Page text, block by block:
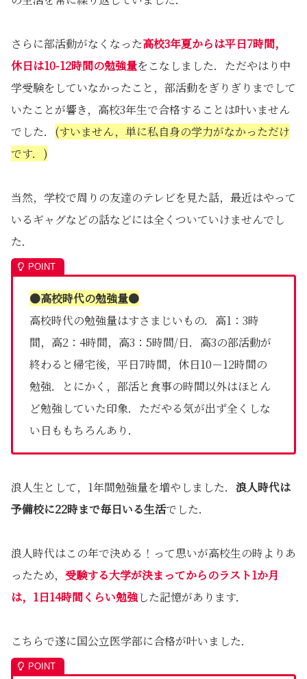
さらに部活動がなくなった高校3年夏からは平日7時間，
休日は10-12時間の勉強量をこなしました．ただやはり中
学受験をしていなかったこと，部活動をぎりぎりまでして
いたことが響き，高校3年生で合格することは叶いません
でした． (すいません，単に私自身の学力がなかっただけ
です．)
当然，学校で周りの友達のテレビを見た話，最近はやって
いるギャグなどの話などには全くついていけませんでし
た．
●高校時代の勉強量●
高校時代の勉強量はすさまじいもの．高1：3時
間，高2：4時間，高3：5時間/日．高3の部活動が
終わると帰宅後，平日7時間，休日10－12時間の
勉強．とにかく，部活と食事の時間以外はほとん
ど勉強していた印象．ただやる気が出ず全くしな
い日ももちろんあり．
浪人生として，1年間勉強量を増やしました． 浪人時代は
予備校に22時まで毎日いる生活でした．
浪人時代はこの年で決める！って思いが高校生の時よりあ
ったため， 受験する大学が決まってからのラスト1か月
は，1日14時間くらい勉強した記憶があります．
こちらで遂に国公立医学部に合格が叶いました．